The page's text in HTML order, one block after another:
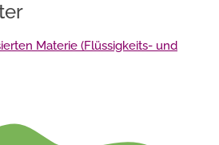
Materie (Flüssigkeits- und